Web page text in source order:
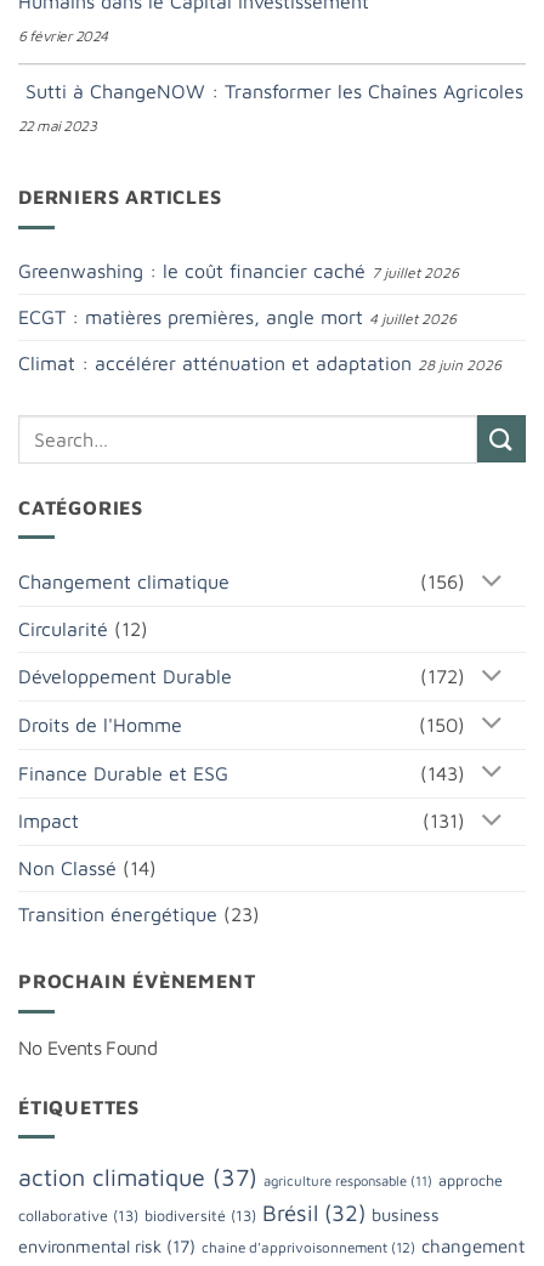
6 février 2024
Sutti à ChangeNOW : Transformer les Chaînes Agricoles
22 mai 2023
DERNIERS ARTICLES
Greenwashing : le coût financier caché 7 juillet 2026
ECGT : matières premières, angle mort 4 juillet 2026
Climat : accélérer atténuation et adaptation 28 juin 2026
CATÉGORIES
Changement climatique (156)
Circularité (12)
Développement Durable (172)
Droits de l'Homme (150)
Finance Durable et ESG (143)
Impact (131)
Non Classé (14)
Transition énergétique (23)
PROCHAIN ÉVÈNEMENT
No Events Found
ÉTIQUETTES
action climatique (37) agriculture responsable (11) approche
collaborative (13) biodiversité (13) Brésil (32) business
environmental risk (17) chaine d'apprivoisonnement (12) changement